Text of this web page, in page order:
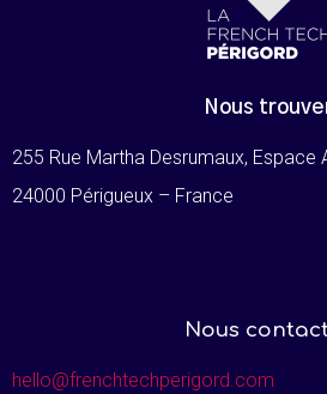
Nous
255 Rue Martha Desrumaux, Espace
24000 Périgueux – France
Nous
hello@frenchtechperigord.com